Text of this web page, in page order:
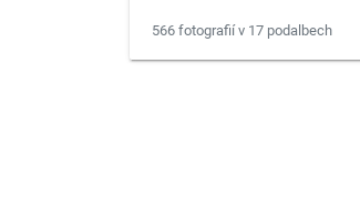
566 fotografií v 17 podalbech